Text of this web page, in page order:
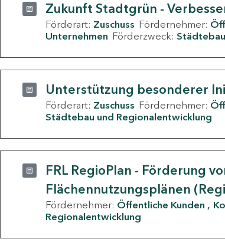
Zukunft Stadtgrün -
Förderart: Zuschuss Fördernehmer:
Unternehmen Förderzweck:
Unterstützung besonderer
Förderart: Zuschuss Fördernehmer:
Städtebau und Regionalentwicklung
FRL RegioPlan - Förderung
Flächennutzungsplänen
Fördernehmer: Öffentliche Kunden
Regionalentwicklung